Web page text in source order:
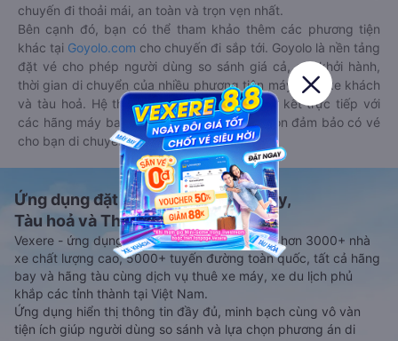
chuyến đi thoải mái, an toàn và trọn vẹn nhất.
Bên cạnh đó, bạn có thể tham khảo thêm các phương tiện
khác tại Goyolo.com cho chuyến đi sắp tới. Goyolo là nền tảng
đặt vé cho phép người dùng so sánh giá cả, giờ khởi hành,
thời gian di chuyển của nhiều phương tiện máy bay, xe khách
và tàu hoả. Hệ thống của Goyolo được liên kết trực tiếp với
các hãng máy bay, xe khách và tàu hoả, luôn đảm bảo có vé
cho bạn di chuyển.
Ứng dụng đặt vé Xe khách, Máy bay,
Tàu hoả và Thuê xe
Vexere - ứng dụng đặt vé đa phương tiện với hơn 3000+ nhà
xe chất lượng cao, 5000+ tuyến đường toàn quốc, tất cả hãng
bay và hãng tàu cùng dịch vụ thuê xe máy, xe du lịch phủ
khắp các tỉnh thành tại Việt Nam.
Ứng dụng hiển thị thông tin đầy đủ, minh bạch cùng vô vàn
tiện ích giúp người dùng so sánh và lựa chọn phương án di